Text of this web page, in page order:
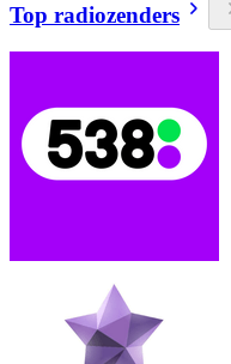
Top radiozenders